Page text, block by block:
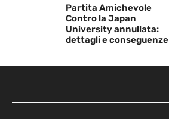
Partita Amichevole
Contro la Japan
University annullata:
dettagli e conseguenze